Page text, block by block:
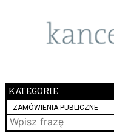
KATEGORIE
ZAMÓWIENIA PUBLICZNE